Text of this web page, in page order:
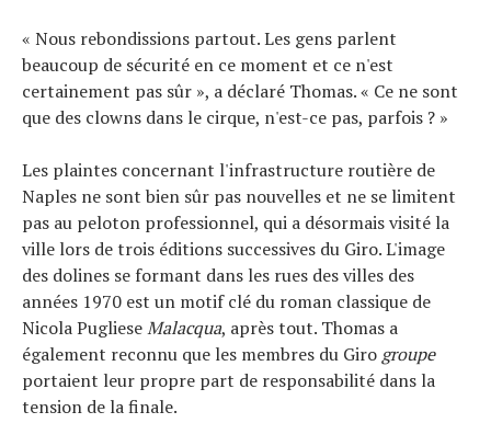
« Nous rebondissions partout. Les gens parlent
beaucoup de sécurité en ce moment et ce n'est
certainement pas sûr », a déclaré Thomas. « Ce ne sont
que des clowns dans le cirque, n'est-ce pas, parfois ? »
Les plaintes concernant l'infrastructure routière de
Naples ne sont bien sûr pas nouvelles et ne se limitent
pas au peloton professionnel, qui a désormais visité la
ville lors de trois éditions successives du Giro. L'image
des dolines se formant dans les rues des villes des
années 1970 est un motif clé du roman classique de
Nicola PuglieseMalacqua, après tout. Thomas a
également reconnu que les membres du Girogroupe
portaient leur propre part de responsabilité dans la
tension de la finale.